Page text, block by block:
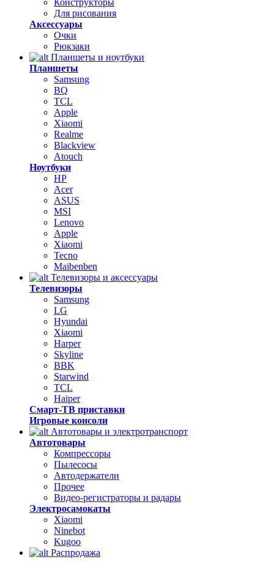
Конструкторы
Для рисования
Аксессуары
Очки
Рюкзаки
Планшеты и ноутбуки
Планшеты
Samsung
BQ
TCL
Apple
Xiaomi
Realme
Blackview
Atouch
Ноутбуки
HP
Acer
ASUS
MSI
Lenovo
Apple
Xiaomi
Tecno
Maibenben
Телевизоры и аксессуары
Телевизоры
Samsung
LG
Hyundai
Xiaomi
Harper
Skyline
BBK
Starwind
TCL
Haiper
Смарт-ТВ приставки
Игровые консоли
Автотовары и электротранспорт
Автотовары
Компрессоры
Пылесосы
Автодержатели
Прочее
Видео-регистраторы и радары
Электросамокаты
Xiaomi
Ninebot
Kugoo
Распродажа